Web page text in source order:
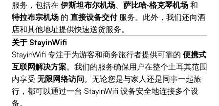
服务，包括在 伊斯坦布尔机场、 萨比哈·格克琴机场 和
特拉布宗机场 的 直接设备交付服务。此外，我们还向酒
店和其他地址提供快速送货服务。
关于 StayinWifi
StayinWifi 专注于为游客和商务旅行者提供可靠的 便携式
互联网解决方案。我们的服务确保用户在整个土耳其范围
内享受 无限网络访问。无论您是与家人还是同事一起旅
行，都可以通过一台 StayinWifi 设备安全地连接多个设
备。